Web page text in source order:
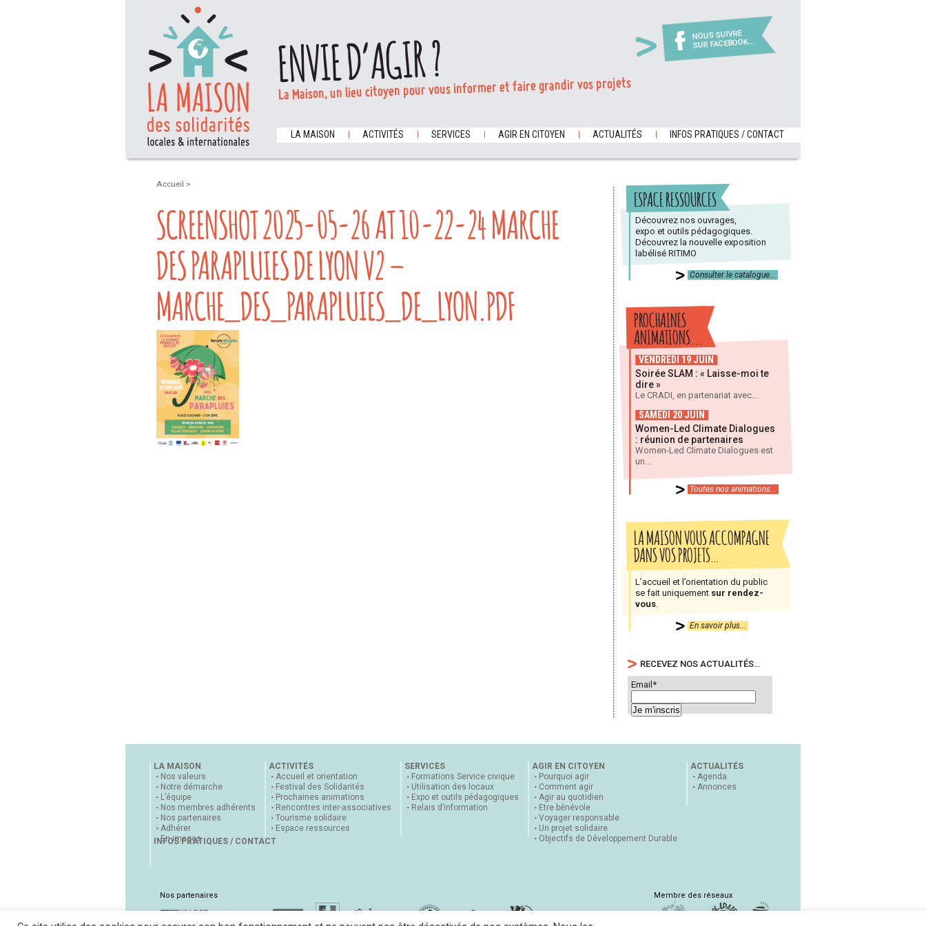
NOUS SUIVRE
SUR FACEBOOK...
ENVIE D’AGIR ?
La Maison, un lieu citoyen pour vous informer et faire grandir vos projets
LA MAISON ACTIVITÉS SERVICES AGIR EN CITOYEN ACTUALITÉS INFOS PRATIQUES / CONTACT
Accueil >
SCREENSHOT 2025-05-26 AT 10-22-24 MARCHE
DES PARAPLUIES DE LYON V2 –
MARCHE_DES_PARAPLUIES_DE_LYON.PDF
ESPACE RESSOURCES
Découvrez nos ouvrages,
expo et outils pédagogiques.
Découvrez la nouvelle exposition
labélisé RITIMO
Consulter le catalogue...
PROCHAINES
ANIMATIONS...
VENDREDI 19 JUIN
Soirée SLAM : « Laisse-moi te
dire »
Le CRADI, en partenariat avec...
SAMEDI 20 JUIN
Women-Led Climate Dialogues
: réunion de partenaires
Women-Led Climate Dialogues est
un...
Toutes nos animations...
LA MAISON VOUS ACCOMPAGNE
DANS VOS PROJETS…
L’accueil et l’orientation du public
se fait uniquement sur rendez-
vous
En savoir plus...
RECEVEZ NOS ACTUALITÉS…
Email*
LA MAISON
Nos valeurs
Notre démarche
L’équipe
Nos membres adhérents
Nos partenaires
Adhérer
En images
ACTIVITÉS
Accueil et orientation
Festival des Solidarités
Prochaines animations
Rencontres inter-associatives
Tourisme solidaire
Espace ressources
SERVICES
Formations Service civique
Utilisation des locaux
Expo et outils pédagogiques
Relais d’information
AGIR EN CITOYEN
Pourquoi agir
Comment agir
Agir au quotidien
Etre bénévole
Voyager responsable
Un projet solidaire
Objectifs de Développement Durable
ACTUALITÉS
Agenda
Annonces
INFOS PRATIQUES / CONTACT
Nos partenaires Membre des réseaux